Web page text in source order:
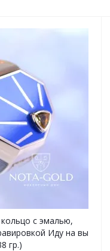
с эмалью,
Иду на вы
гр.)